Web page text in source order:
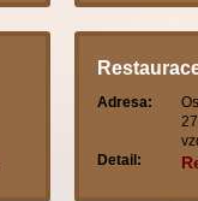
Adresa:
Detail: